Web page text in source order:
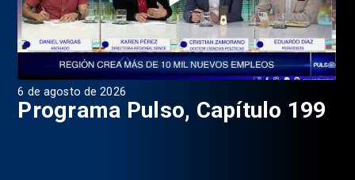
6 de agosto de 2026
Programa Pulso, Capítulo 199